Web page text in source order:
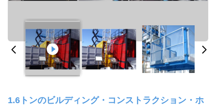
1.6トンのビルディング・コンストラクション・ホ